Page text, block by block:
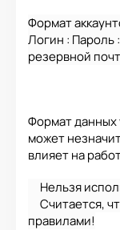
Формат
Логин : Пароль
резервной
Формат данных
может
влияет на
Нельзя
Считается,
правилами!